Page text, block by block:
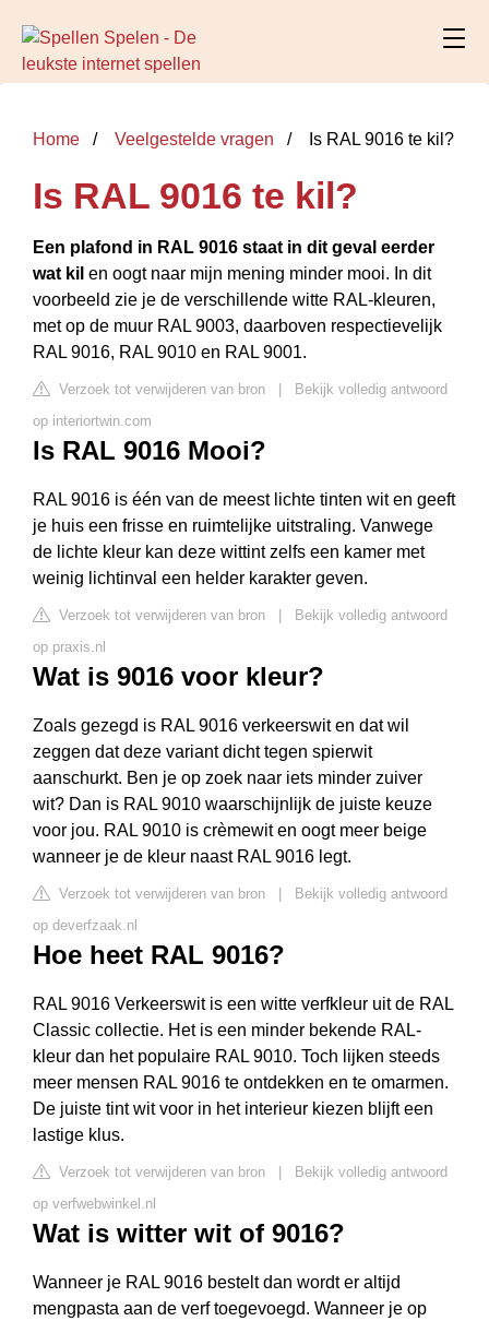
Home Veelgestelde vragen Is RAL 9016 te kil?
Is RAL 9016 te kil?
Een plafond in RAL 9016 staat in dit geval eerder
wat kil en oogt naar mijn mening minder mooi. In dit
voorbeeld zie je de verschillende witte RAL-kleuren,
met op de muur RAL 9003, daarboven respectievelijk
RAL 9016, RAL 9010 en RAL 9001.
Verzoek tot verwijderen van bron
Bekijk volledig antwoord
op interiortwin.com
Is RAL 9016 Mooi?
RAL 9016 is één van de meest lichte tinten wit en geeft
je huis een frisse en ruimtelijke uitstraling. Vanwege
de lichte kleur kan deze wittint zelfs een kamer met
weinig lichtinval een helder karakter geven.
Verzoek tot verwijderen van bron
Bekijk volledig antwoord
op praxis.nl
Wat is 9016 voor kleur?
Zoals gezegd is RAL 9016 verkeerswit en dat wil
zeggen dat deze variant dicht tegen spierwit
aanschurkt. Ben je op zoek naar iets minder zuiver
wit? Dan is RAL 9010 waarschijnlijk de juiste keuze
voor jou. RAL 9010 is crèmewit en oogt meer beige
wanneer je de kleur naast RAL 9016 legt.
Verzoek tot verwijderen van bron
Bekijk volledig antwoord
op deverfzaak.nl
Hoe heet RAL 9016?
RAL 9016 Verkeerswit is een witte verfkleur uit de RAL
Classic collectie. Het is een minder bekende RAL-
kleur dan het populaire RAL 9010. Toch lijken steeds
meer mensen RAL 9016 te ontdekken en te omarmen.
De juiste tint wit voor in het interieur kiezen blijft een
lastige klus.
Verzoek tot verwijderen van bron
Bekijk volledig antwoord
op verfwebwinkel.nl
Wat is witter wit of 9016?
Wanneer je RAL 9016 bestelt dan wordt er altijd
mengpasta aan de verf toegevoegd. Wanneer je op